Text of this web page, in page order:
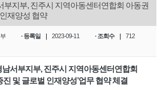
부지부, 진주시 지역아동센터연합회 아동권
재양성 협약
· 등록일 2023-09-11 · 조회수
712
서부지부, 진주시 지역아동센터연합회
및 글로벌 인재양성’업무 협약 체결